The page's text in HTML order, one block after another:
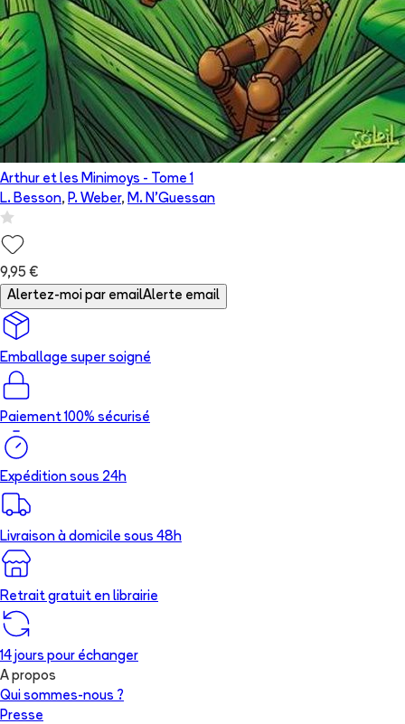
Arthur et les Minimoys - Tome 1
L. Besson, P. Weber, M. N'Guessan
9,95 €
Alertez-moi par emailAlerte email
Emballage super soigné
Paiement 100% sécurisé
Expédition sous 24h
Livraison à domicile sous 48h
Retrait gratuit en librairie
14 jours pour échanger
A propos
Qui sommes-nous ?
Presse